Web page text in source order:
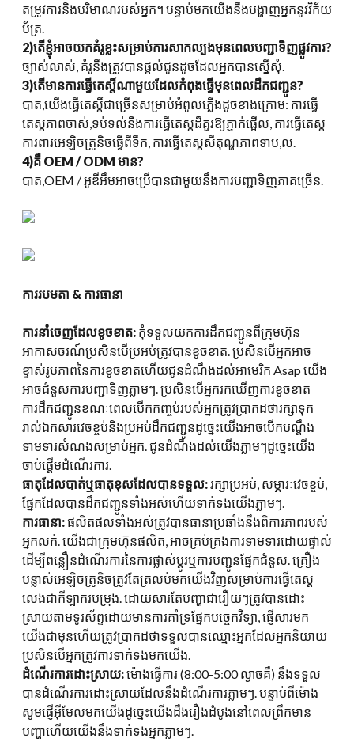
តម្រូវការនិងបរិមាណរបស់អ្នក។ បន្ទាប់មកយើងនឹងបង្ហាញអ្នកនូវវិក័យ
ប័ត្រ.
2)តើខ្ញុំអាចយកគំរូខ្លះសម្រាប់ការសាកល្បងមុនពេលបញ្ជាទិញផ្លូវការ?
ច្បាស់លាស់, គំរូនឹងត្រូវបានផ្តល់ជូនដូចដែលអ្នកបានស្នើសុំ.
3)តើមានការធ្វើតេស្តិ៍ណាមួយដែលកំពុងធ្វើមុនពេលដឹកជញ្ជូន?
បាត,យើងធ្វើតេស្តិ៍ជាច្រើនសម្រាប់អំពូលភ្លើងដូចខាងក្រោម: ការធ្វើ
តេស្តភាពចាស់,ទប់ទល់នឹងការធ្វើតេស្តដ៏គួរឱ្យភ្ញាក់ផ្អើល, ការធ្វើតេស្ត
ការពារអេឡិចត្រូនិចធ្វើពីទឹក, ការធ្វើតេស្តសីតុណ្ហភាពទាប,ល.
4)គឺ OEM / ODM មាន?
បាត,OEM / អូឌីអឹមអាចប្រើបានជាមួយនឹងការបញ្ជាទិញភាគច្រើន.
ការរបមតា & ការធានា
ការនាំចេញដែលខូចខាត: កុំទទួលយកការដឹកជញ្ជូនពីក្រុមហ៊ុន
អាកាសចរណ៍ប្រសិនបើប្រអប់ត្រូវបានខូចខាត. ប្រសិនបើអ្នកអាច
ខ្ទាស់រូបភាពនៃការខូចខាតហើយជូនដំណឹងដល់អាមេរិក Asap យើង
អាចជំនួសការបញ្ជាទិញភ្លាមៗ. ប្រសិនបើអ្នករកឃើញការខូចខាត
ការដឹកជញ្ជូនខណៈពេលបើកកញ្ចប់របស់អ្នកត្រូវប្រាកដថារក្សាទុក
រាល់ឯកសារវេចខ្ចប់និងប្រអប់ដឹកជញ្ជូនដូច្នេះយើងអាចបើកបណ្តឹង
ទាមទារសំណងសម្រាប់អ្នក. ជូនដំណឹងដល់យើងភ្លាមៗដូច្នេះយើង
ចាប់ផ្តើមដំណើរការ.
ធាតុដែលបាត់ឬធាតុខុសដែលបានទទួល:រក្សាប្រអប់, សម្ភារៈវេចខ្ចប់,
ផ្នែកដែលបានដឹកជញ្ជូនទាំងអស់ហើយទាក់ទងយើងភ្លាមៗ.
ការធានា:ផលិតផលទាំងអស់ត្រូវបានធានាប្រឆាំងនឹងពិការភាពរបស់
អ្នកលក់. យើងជាក្រុមហ៊ុនផលិត, អាចគ្រប់គ្រងការទាមទារដោយផ្ទាល់
ដើម្បីពន្លឿនដំណើរការនៃការផ្លាស់ប្តូរឬការបញ្ជូនផ្នែកជំនួស. គ្រឿង
បន្លាស់អេឡិចត្រូនិចត្រូវតែត្រលប់មកយើងវិញសម្រាប់ការធ្វើតេស្ត
លេងជាកីឡាករបម្រុង. ដោយសារតែបញ្ហាជារឿយៗត្រូវបានដោះ
ស្រាយតាមទូរស័ព្ទដោយមានការគាំទ្រផ្នែកបច្ចេកវិទ្យា, ផ្ញើសារមក
យើងជាមុនហើយត្រូវប្រាកដថាទទួលបានឈ្មោះអ្នកដែលអ្នកនិយាយ
ប្រសិនបើអ្នកត្រូវការទាក់ទងមកយើង.
ដំណើរការដោះស្រាយ:ម៉ោងធ្វើការ (8:00-5:00 ល្ងាចគឺ) នឹងទទួល
បានដំណើរការដោះស្រាយដែលនឹងដំណើរការភ្លាមៗ. បន្ទាប់ពីម៉ោង
សូមផ្ញើអ៊ីមែលមកយើងដូច្នេះយើងដឹងរឿងដំបូងនៅពេលព្រឹកមាន
បញ្ហាហើយយើងនឹងទាក់ទងអ្នកភ្លាមៗ.